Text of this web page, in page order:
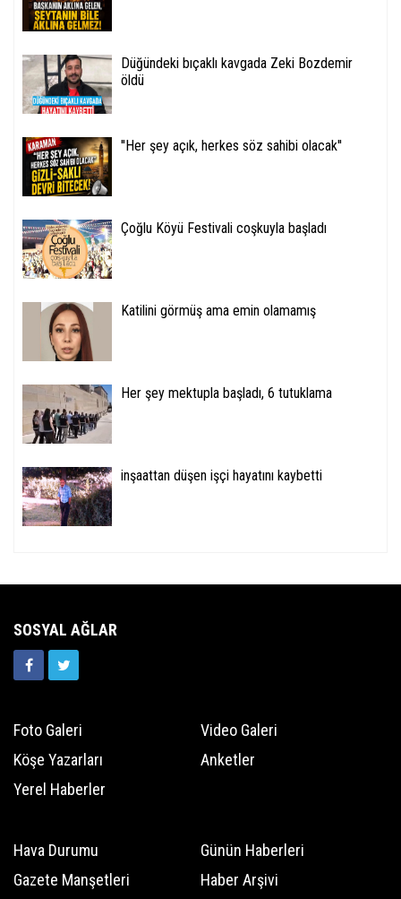
Düğündeki bıçaklı kavgada Zeki Bozdemir
öldü
''Her şey açık, herkes söz sahibi olacak''
Çoğlu Köyü Festivali coşkuyla başladı
Katilini görmüş ama emin olamamış
Her şey mektupla başladı, 6 tutuklama
inşaattan düşen işçi hayatını kaybetti
SOSYAL AĞLAR
Foto Galeri
Video Galeri
Köşe Yazarları
Anketler
Yerel Haberler
Hava Durumu
Günün Haberleri
Gazete Manşetleri
Haber Arşivi